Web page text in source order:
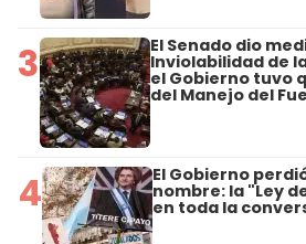
3 El Senado dio
Inviolabilidad de
el Gobierno tuvo
del Manejo del
4 El Gobierno
nombre: la "Ley
en toda la